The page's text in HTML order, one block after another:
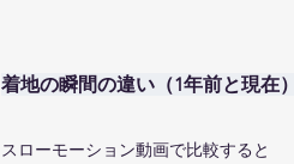
着地の瞬間の違い（1年前と現在）
スローモーション動画で比較すると